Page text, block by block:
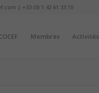
| +33 (0) 1 42 61 33 10
Membres Activités